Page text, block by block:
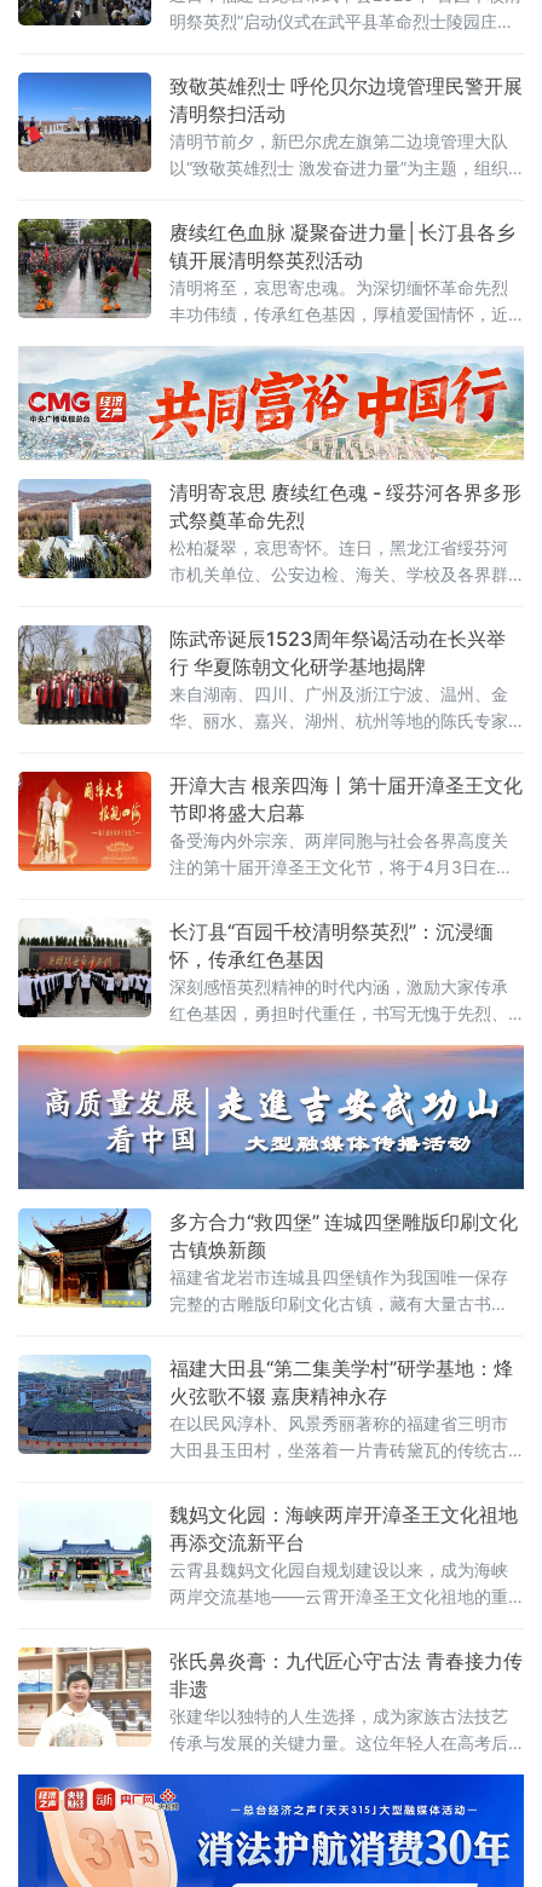
明祭英烈”启动仪式在武平县革命烈士陵园庄严
退役军人事务局主办，多家单位联合协办。活
动现场，学生代表宣读了武平县“百园千校清明
祭英烈”活动倡议书，号召广大青少年传承英烈
精神、争做时代新人。
致敬英雄烈士 呼伦贝尔边境管理民警开展
清明祭扫活动
清明节前夕，新巴尔虎左旗第二边境管理大队
以“致敬英雄烈士 激发奋进力量”为主题，组织
共20余人，开展主题党日活动，缅怀英烈功
绩、赓续红色血脉，以最崇高的敬意追思先
烈，用最铿锵的誓言激荡初心，凝聚警心、砥
砺担当。清晨的阿尔斯楞烈士纪念碑前庄严肃
穆。大队民警代表与干部群众整齐列队，共同
追忆烈士的英勇事迹。阿尔斯楞烈士为抢救落
水战马
赓续红色血脉 凝聚奋进力量│长汀县各乡
镇开展清明祭英烈活动
清明将至，哀思寄忠魂。为深切缅怀革命先烈
丰功伟绩，传承红色基因，厚植爱国情怀，近
前镇、河田镇、羊牯乡、汀州镇、新桥镇、濯
田镇、古城镇、四都镇等十余个乡镇，纷纷开
展形式多样的“追寻·2026·清明祭英烈”主题祭扫
活动，以庄重仪式与实际行动致敬革命先辈，
清明寄哀思 赓续红色魂 - 绥芬河各界多形
式祭奠革命先烈
松柏凝翠，哀思寄怀。连日，黑龙江省绥芬河
市机关单位、公安边检、海关、学校及各界群
士纪念碑、和平公园等地开展系列清明祭扫活
动，共同缅怀革命先烈，传承红色基因，赓续
精神血脉。4月1日，由共青团绥芬河市委员会
主办的“追寻·2026·清明祭英烈”主题教育实践示
范活动在革命烈士
陈武帝诞辰1523周年祭谒活动在长兴举
行 华夏陈朝文化研学基地揭牌
来自湖南、四川、广州及浙江宁波、温州、金
华、丽水、嘉兴、湖州、杭州等地的陈氏专家
陈武帝研究会会长陈亦祥主持。与会代表依次
完成献花、行礼等传统仪轨。华夏陈朝文化交
流中心、长兴陈武帝文化研究会、孙子兵法国
际学院、中国经济新闻联播网杭
开漳大吉 根亲四海丨第十届开漳圣王文化
节即将盛大启幕
备受海内外宗亲、两岸同胞与社会各界高度关
注的第十届开漳圣王文化节，将于4月3日在福
播电视总台团队全程深度参与文化节相关活动
的策划统筹与落地执行，让这场承载祖地乡
愁、绵延千年根脉的根亲盛会，站上更广阔的
传播舞台，绽放全新光彩。
长汀县“百园千校清明祭英烈”：沉浸缅
怀，传承红色基因
深刻感悟英烈精神的时代内涵，激励大家传承
红色基因，勇担时代重任，书写无愧于先烈、
多方合力“救四堡” 连城四堡雕版印刷文化
古镇焕新颜
福建省龙岩市连城县四堡镇作为我国唯一保存
完整的古雕版印刷文化古镇，藏有大量古书
书坊被列为国家重点文物保护单位。
福建大田县“第二集美学村”研学基地：烽
火弦歌不辍 嘉庚精神永存
在以民风淳朴、风景秀丽著称的福建省三明市
大田县玉田村，坐落着一片青砖黛瓦的传统古
着一段民族的烽火岁月。近日，《中国经济新
闻联播》前往大田，探访“第二集美学村”旧址，
走进历史深处，探寻先辈足迹，重温峥嵘岁
月。1937年，在侵华日军的攻占下，我国沿海
城市逐一沦陷，由陈嘉庚先生创办的厦门集美
魏妈文化园：海峡两岸开漳圣王文化祖地
再添交流新平台
云霄县魏妈文化园自规划建设以来，成为海峡
两岸交流基地——云霄开漳圣王文化祖地的重
心，集历史遗存、人文精神与两岸联结功能于
一体，正逐步打造为开漳文化的新名片。▲魏
妈文化园正殿魏妈（599～691年），名敬，一
作箴，字玉珏，号云霄，河南汝宁人，隋中书
魏潜之女，大唐开国元勋陈克耕夫人，后世
称“魏妈”。魏敬自幼修文习武、尤善
张氏鼻炎膏：九代匠心守古法 青春接力传
非遗
张建华以独特的人生选择，成为家族古法技艺
传承与发展的关键力量。这位年轻人在高考后
成为家族古法技艺的新一代守护者，让跨越两
百多年的客家传统医药在坚守中焕发新生。据
家族记载，张氏鼻炎膏的传承历史可追溯至清
乾隆年间。当年，一位药店店主因时局动荡远